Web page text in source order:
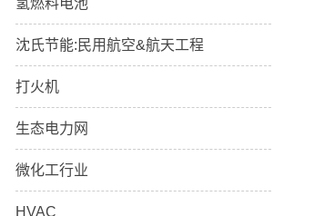
氢燃料电池
沈氏节能:民用航空&航天工程
打火机
生态电力网
微化工行业
HVAC